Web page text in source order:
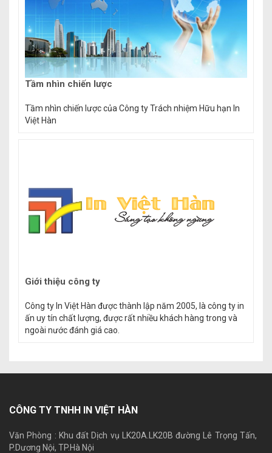
Tầm nhìn chiến lược
Tầm nhìn chiến lược của Công ty Trách nhiệm Hữu hạn In
Việt Hàn
Giới thiệu công ty
Công ty In Việt Hàn được thành lập năm 2005, là công ty in
ấn uy tín chất lượng, được rất nhiều khách hàng trong và
ngoài nước đánh giá cao.
CÔNG TY TNHH IN VIỆT HÀN
Văn Phòng : Khu đất Dịch vụ LK20A.LK20B đường Lê Trọng Tấn,
P.Dương Nội, TP.Hà Nội